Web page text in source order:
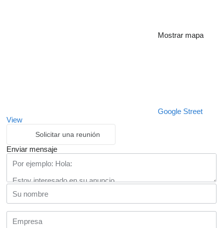
Mostrar mapa
Google Street
View
Solicitar una reunión
Enviar mensaje